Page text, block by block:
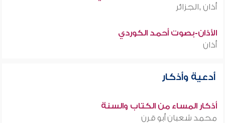
أذان ,الجزائر
الأذان-بصوت أحمد الكوردي
أذان
أدعية وأذكار
أذكار المساء من الكتاب والسنة
محمد شعبان أبو قرن